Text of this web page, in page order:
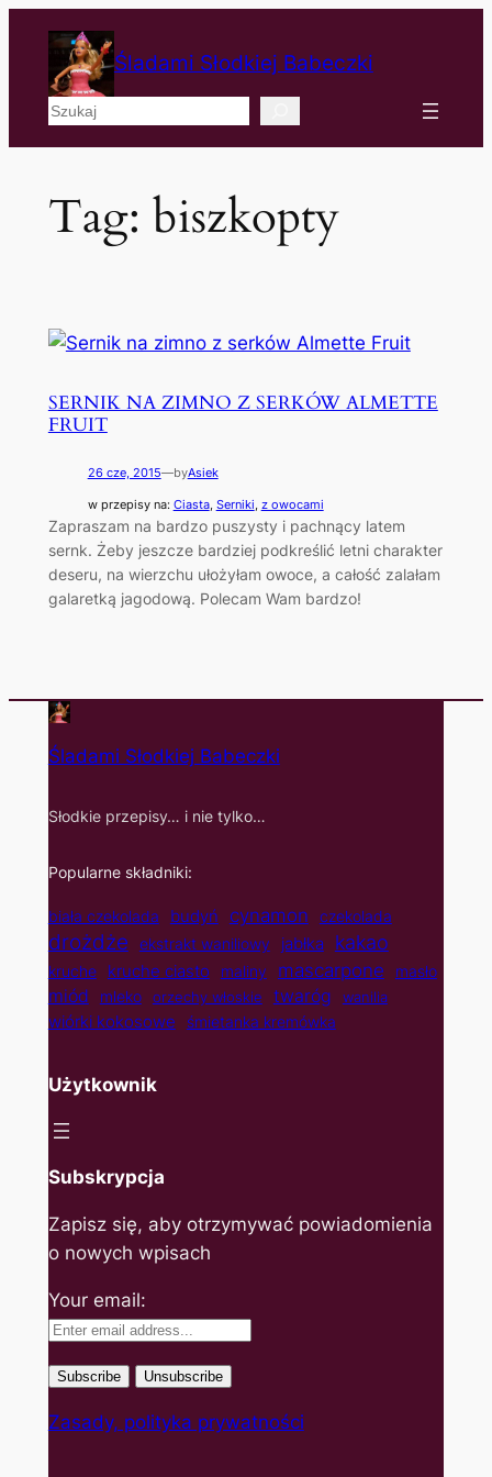
Śladami Słodkiej Babeczki
Szukaj
Tag: biszkopty
SERNIK NA ZIMNO Z SERKÓW ALMETTE
FRUIT
26 cze, 2015—byAsiek
w przepisy na: Ciasta, Serniki z owocami
Zapraszam na bardzo puszysty i pachnący latem
sernk. Żeby jeszcze bardziej podkreślić letni charakter
deseru, na wierzchu ułożyłam owoce, a całość zalałam
galaretką jagodową. Polecam Wam bardzo!
Śladami Słodkiej Babeczki
Słodkie przepisy… i nie tylko…
Popularne składniki:
biała czekolada budyń cynamon czekolada
drożdże ekstrakt waniliowy jabłka kakao
kruche kruche ciasto maliny mascarpone masło
miód mleko orzechy włoskie twaróg wanilia
wiórki kokosowe śmietanka kremówka
Użytkownik
Subskrypcja
Zapisz się, aby otrzymywać powiadomienia
o nowych wpisach
Your email:
Zasady, polityka prywatności